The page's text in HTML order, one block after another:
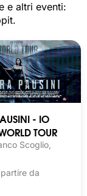
e altri eventi:
- IO
TOUR
Scoglio,
da